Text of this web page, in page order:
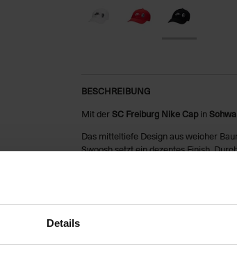
Details
BESCHREIBUNG
Mit der SC Freiburg Nike Capin
Das mitteltiefe Design aus weicher
Swoosh setzt ein dezentes Finish.
einen lässigen Vintage-Look, der mit
Vorderseite macht deine